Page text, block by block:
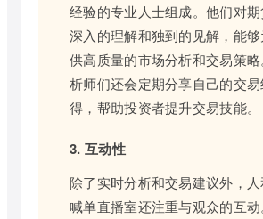
经验的专业人士组成。他们对
深入的理解和独到的见解，能
供高质量的市场分析和交易策
析师们还会定期分享自己的交
得，帮助投资者提升交易技能。
3. 互动性
除了实时分析和交易建议外，
喊单直播室还注重与观众的互